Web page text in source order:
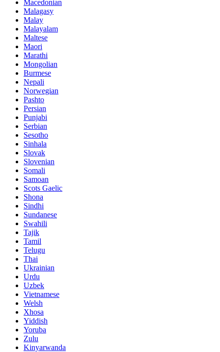
Macedonian
Malagasy
Malay
Malayalam
Maltese
Maori
Marathi
Mongolian
Burmese
Nepali
Norwegian
Pashto
Persian
Punjabi
Serbian
Sesotho
Sinhala
Slovak
Slovenian
Somali
Samoan
Scots Gaelic
Shona
Sindhi
Sundanese
Swahili
Tajik
Tamil
Telugu
Thai
Ukrainian
Urdu
Uzbek
Vietnamese
Welsh
Xhosa
Yiddish
Yoruba
Zulu
Kinyarwanda